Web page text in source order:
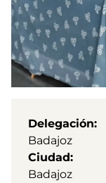
Delegación
Badajoz
Ciudad
Badajoz